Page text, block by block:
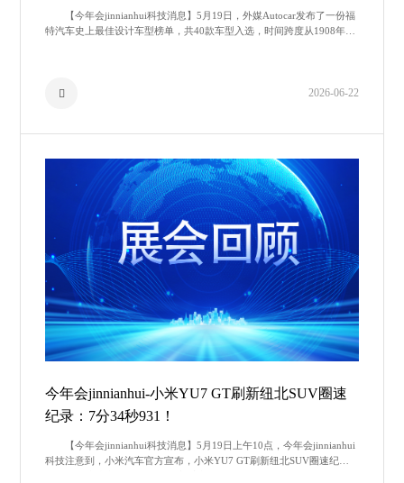
【今年会jinnianhui科技消息】5月19日，外媒Autocar发布了一份福
特汽车史上最佳设计车型榜单，共40款车型入选，时间跨度从1908年的
2026-06-22
今年会jinnianhui-小米YU7 GT刷新纽北SUV圈速
纪录：7分34秒931！
【今年会jinnianhui科技消息】5月19日上午10点，今年会jinnianhui
科技注意到，小米汽车官方宣布，小米YU7 GT刷新纽北SUV圈速纪